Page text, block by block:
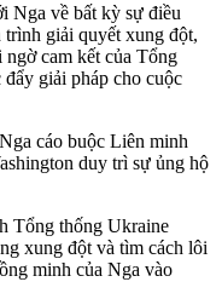
Nga về bất kỳ sự điều
giải quyết xung đột,
cam kết của Tổng
giải pháp cho cuộc
cáo buộc Liên minh
duy trì sự ủng hộ
Tổng thống Ukraine
xung đột và tìm cách lôi
minh của Nga vào